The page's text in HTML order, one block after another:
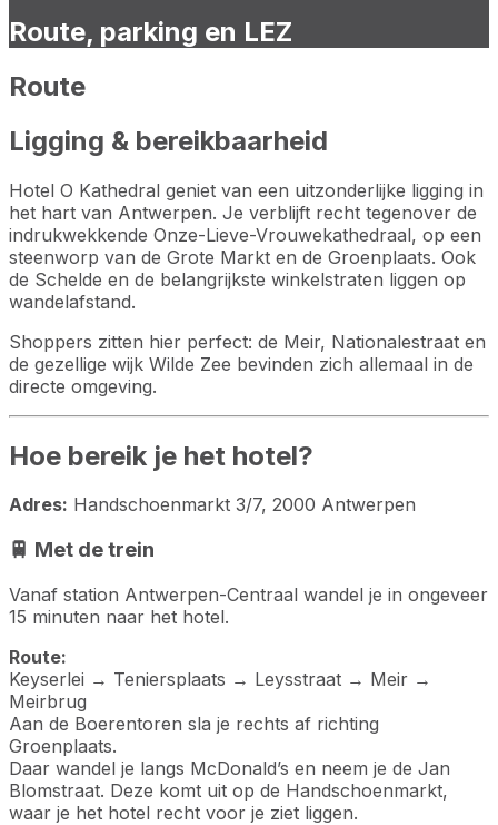
Route, parking en LEZ
Route
Ligging & bereikbaarheid
Hotel O Kathedral geniet van een uitzonderlijke ligging in
het hart van Antwerpen. Je verblijft recht tegenover de
indrukwekkende Onze-Lieve-Vrouwekathedraal, op een
steenworp van de Grote Markt en de Groenplaats. Ook
de Schelde en de belangrijkste winkelstraten liggen op
wandelafstand.
Shoppers zitten hier perfect: de Meir, Nationalestraat en
de gezellige wijk Wilde Zee bevinden zich allemaal in de
directe omgeving.
Hoe bereik je het hotel?
Adres: Handschoenmarkt 3/7, 2000 Antwerpen
🚆 Met de trein
Vanaf station Antwerpen-Centraal wandel je in ongeveer
15 minuten naar het hotel.
Route:
Keyserlei → Teniersplaats → Leysstraat → Meir →
Meirbrug
Aan de Boerentoren sla je rechts af richting
Groenplaats.
Daar wandel je langs McDonald’s en neem je de Jan
Blomstraat. Deze komt uit op de Handschoenmarkt,
waar je het hotel recht voor je ziet liggen.